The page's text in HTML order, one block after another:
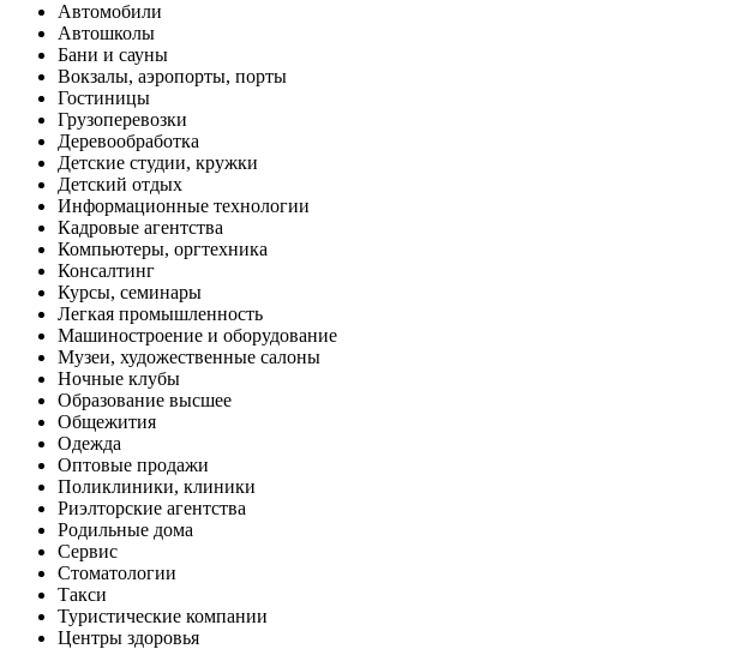
Автомобили
Автошколы
Бани и сауны
Вокзалы, аэропорты, порты
Гостиницы
Грузоперевозки
Деревообработка
Детские студии, кружки
Детский отдых
Информационные технологии
Кадровые агентства
Компьютеры, оргтехника
Консалтинг
Курсы, семинары
Легкая промышленность
Машиностроение и оборудование
Музеи, художественные салоны
Ночные клубы
Образование высшее
Общежития
Одежда
Оптовые продажи
Поликлиники, клиники
Риэлторские агентства
Родильные дома
Сервис
Стоматологии
Такси
Туристические компании
Центры здоровья